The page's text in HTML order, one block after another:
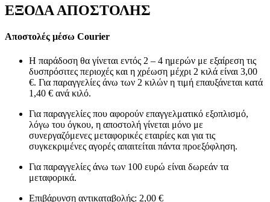
ΕΞΟΔΑ ΑΠΟΣΤΟΛΗΣ
Αποστολές μέσω Courier
Η παράδοση θα γίνεται εντός 2 – 4 ημερών με εξαίρεση τις
δυσπρόσιτες περιοχές και η χρέωση μέχρι 2 κιλά είναι 3,00
€. Για παραγγελίες άνω των 2 κιλών η τιμή επαυξάνεται κατά
1,40 € ανά κιλό.
Για παραγγελίες που αφορούν επαγγελματικό εξοπλισμό,
λόγω του όγκου, η αποστολή γίνεται μόνο με
συνεργαζόμενες μεταφορικές εταιρίες και για τις
συγκεκριμένες αγορές απαιτείται πάντα προεξόφληση.
Για παραγγελίες άνω των 100 ευρώ είναι δωρεάν τα
μεταφορικά.
Επιβάρυνση αντικαταβολής: 2,00 €